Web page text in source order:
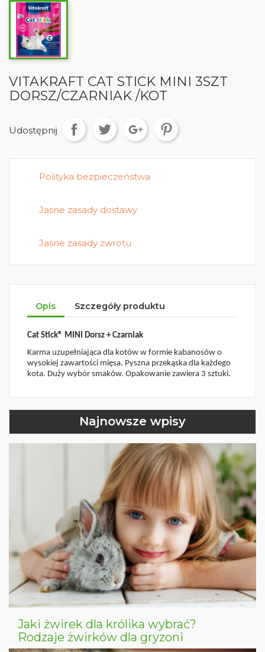
VITAKRAFT CAT STICK MINI 3SZT
DORSZ/CZARNIAK /KOT
Udostępnij
Polityka bezpieczeństwa
Jasne zasady dostawy
Jasne zasady zwrotu
Opis Szczegóły produktu
Cat Stick® MINI Dorsz + Czarniak
Karma uzupełniająca dla kotów w formie kabanosów o
wysokiej zawartości mięsa. Pyszna przekąska dla każdego
kota. Duży wybór smaków. Opakowanie zawiera 3 sztuki.
Najnowsze wpisy
Jaki żwirek dla królika wybrać?
Rodzaje żwirków dla gryzoni